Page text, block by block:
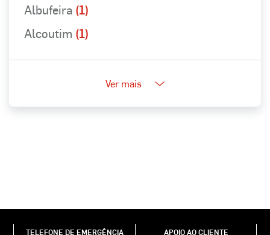
Ver mais
Albufeira (1)
Alcoutim (1)
TELEFONE DE EMERGÊNCIA APOIO AO CLIENTE